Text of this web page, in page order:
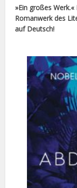
»Ein großes
Romanwerk des
auf Deutsch!